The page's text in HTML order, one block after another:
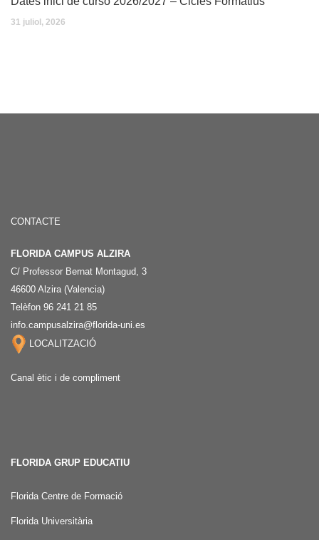
31 juliol, 2026
CONTACTE
FLORIDA CAMPUS ALZIRA
C/ Professor Bernat Montagud, 3
46600 Alzira (Valencia)
Telèfon 96 241 21 85
info.campusalzira@florida-uni.es
LOCALITZACIÓ
Canal ètic i de compliment
FLORIDA GRUP EDUCATIU
Florida Centre de Formació
Florida Universitària